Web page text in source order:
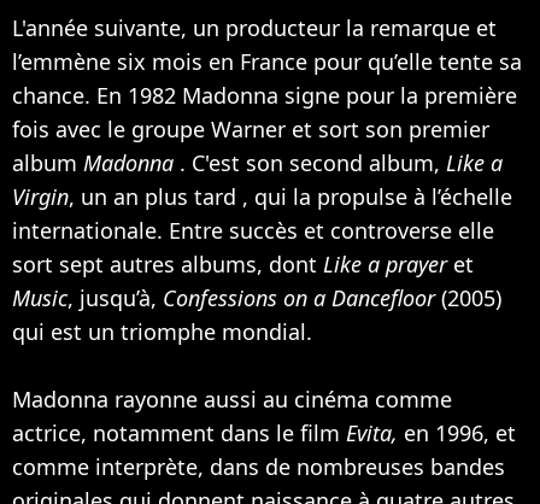
L'année suivante, un producteur la remarque et
l’emmène six mois en France pour qu’elle tente sa
chance. En 1982 Madonna signe pour la première
fois avec le groupe Warner et sort son premier
album Madonna . C'est son second album, Like a
Virgin, un an plus tard , qui la propulse à l’échelle
internationale. Entre succès et controverse elle
sort sept autres albums, dont Like a prayer et
Music, jusqu’à, Confessions on a Dancefloor(2005)
qui est un triomphe mondial.
Madonna rayonne aussi au cinéma comme
actrice, notamment dans le film Evita, en 1996, et
comme interprète, dans de nombreuses bandes